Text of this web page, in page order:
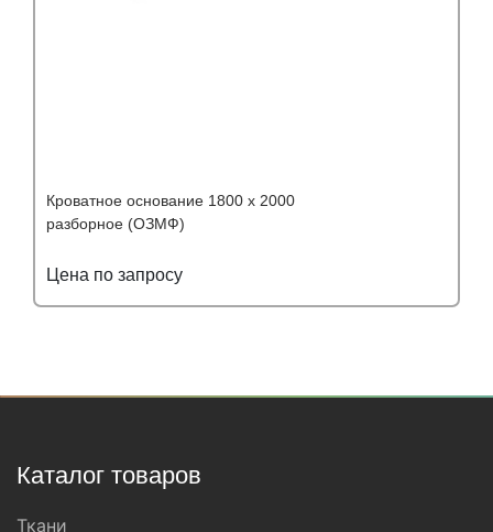
Кроватное основание 1800 х 2000
разборное (ОЗМФ)
Цена по запросу
Каталог товаров
Ткани